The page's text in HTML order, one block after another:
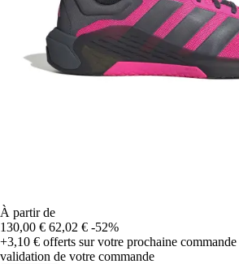
À partir de
130,00 € 62,02 € -52%
+3,10 € offerts sur votre prochaine commande
validation de votre commande